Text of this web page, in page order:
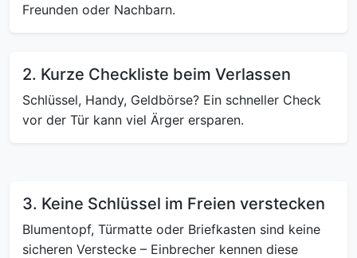
Freunden oder Nachbarn.
2. Kurze Checkliste beim Verlassen
Schlüssel, Handy, Geldbörse? Ein schneller Check
vor der Tür kann viel Ärger ersparen.
3. Keine Schlüssel im Freien verstecken
Blumentopf, Türmatte oder Briefkasten sind keine
sicheren Verstecke – Einbrecher kennen diese